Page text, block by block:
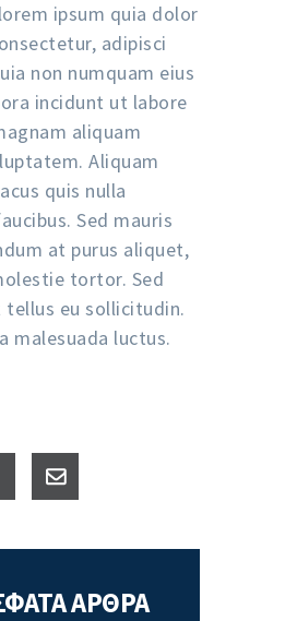
ipsum quia dolor
adipisci
non numquam eius
incidunt ut labore
aliquam
Aliquam
quis nulla
Sed mauris
at purus aliquet,
tortor. Sed
tellus eu sollicitudin.
malesuada luctus.
ΑΡΘΡΑ